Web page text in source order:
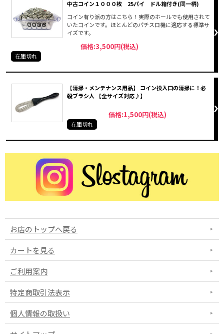
中古コイン１０００枚 25パイ ドル箱付き(同一柄)
コイン有り派の方はこちら！実際のホールでも使用されて
いたコインです。ほとんどのパチスロ機に適応する標準サ
イズです。
価格:3,500円(税込)
在庫切れ
【清掃・メンテナンス用品】 コイン投入口の清掃に！必
殺ブラシ人 【全サイズ対応♪】
価格:1,500円(税込)
在庫切れ
お店のトップへ戻る
カートを見る
ご利用案内
特定商取引法表示
個人情報の取扱い